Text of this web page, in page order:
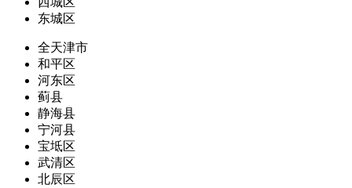
东城区
全天津市
和平区
河东区
蓟县
静海县
宁河县
宝坻区
武清区
北辰区